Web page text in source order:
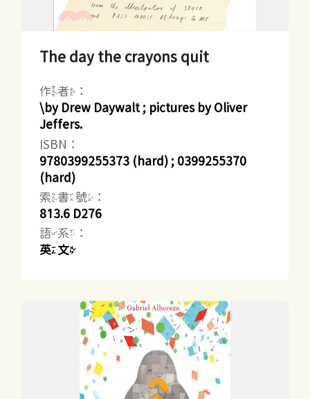
The day the crayons quit
作者：
\by Drew Daywalt ; pictures by Oliver
Jeffers.
ISBN：
9780399255373 (hard) ; 0399255370
(hard)
索書號：
813.6 D276
語系：
英文